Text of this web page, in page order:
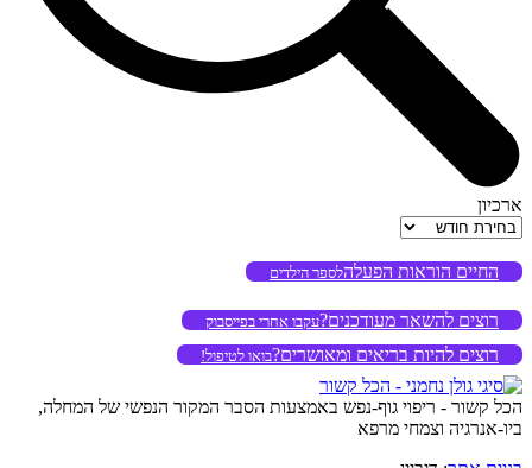
ארכיון
ארכיון
החיים הוראות הפעלהלספר הילדים
רוצים להשאר מעודכנים?עקבו אחרי בפייסבוק
רוצים להיות בריאים ומאושרים?בואו לטיפול!
הכל קשור - ריפוי גוף-נפש באמצעות הסבר המקור הנפשי של המחלה,
ביו-אנרגיה וצמחי מרפא